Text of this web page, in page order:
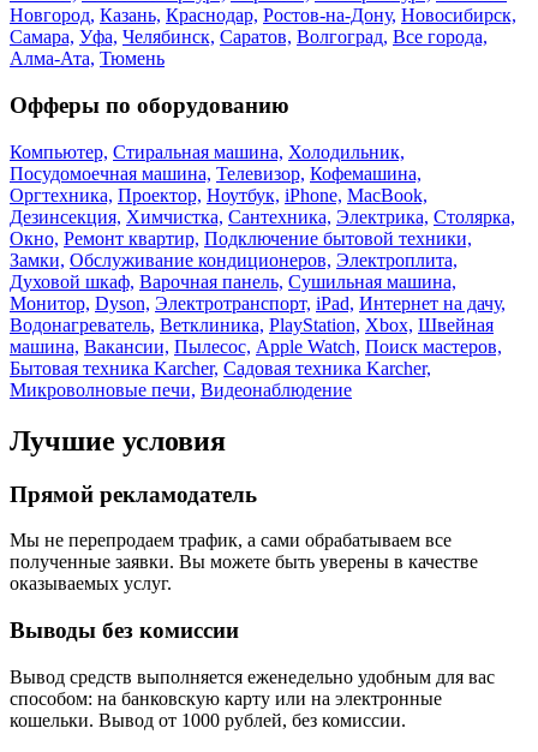
Новгород, Казань, Краснодар, Ростов-на-Дону, Новосибирск,
Самара, Уфа, Челябинск, Саратов, Волгоград, Все города,
Алма-Ата, Тюмень
Офферы по оборудованию
Компьютер, Стиральная машина, Холодильник,
Посудомоечная машина, Телевизор, Кофемашина,
Оргтехника, Проектор, Ноутбук, iPhone, MacBook,
Дезинсекция, Химчистка, Сантехника, Электрика, Столярка,
Окно, Ремонт квартир, Подключение бытовой техники,
Замки, Обслуживание кондиционеров, Электроплита,
Духовой шкаф, Варочная панель, Сушильная машина,
Монитор, Dyson, Электротранспорт, iPad, Интернет на дачу,
Водонагреватель, Ветклиника, PlayStation, Xbox, Швейная
машина, Вакансии, Пылесос, Apple Watch, Поиск мастеров,
Бытовая техника Karcher, Садовая техника Karcher,
Микроволновые печи, Видеонаблюдение
Лучшие условия
Прямой рекламодатель
Мы не перепродаем трафик, а сами обрабатываем все
полученные заявки. Вы можете быть уверены в качестве
оказываемых услуг.
Выводы без комиссии
Вывод средств выполняется еженедельно удобным для вас
способом: на банковскую карту или на электронные
кошельки. Вывод от 1000 рублей, без комиссии.